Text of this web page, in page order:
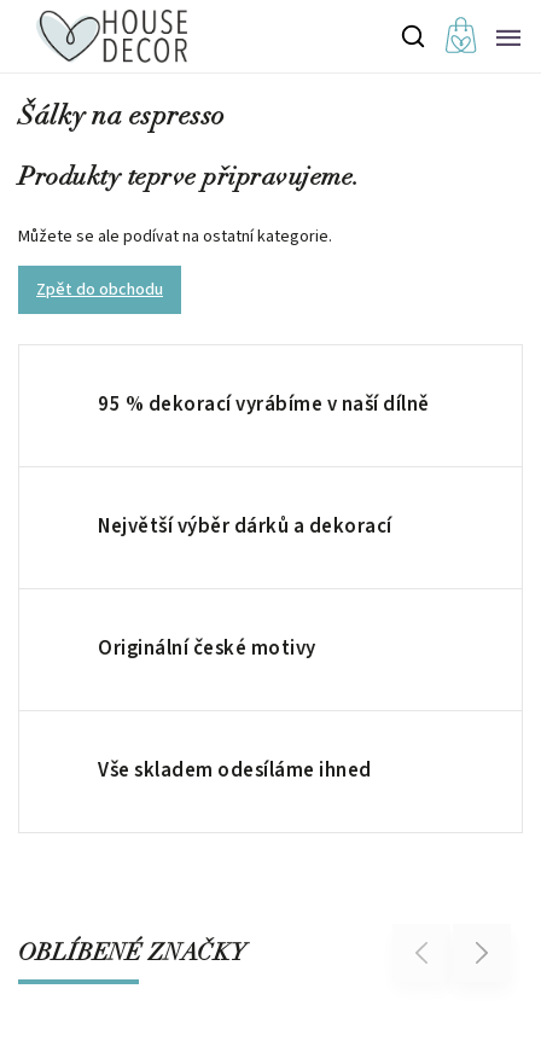
Šálky na espresso
Produkty teprve připravujeme.
Můžete se ale podívat na ostatní kategorie.
Zpět do obchodu
95 % dekorací vyrábíme v naší dílně
Největší výběr dárků a dekorací
Originální české motivy
Vše skladem odesíláme ihned
OBLÍBENÉ ZNAČKY Previous Next